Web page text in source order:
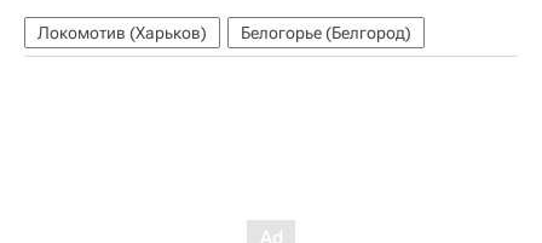
Локомотив (Харьков) Белогорье (Белгород)